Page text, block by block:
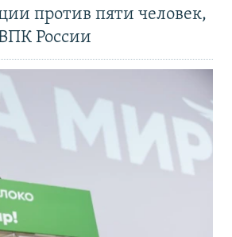
против пяти человек,
России